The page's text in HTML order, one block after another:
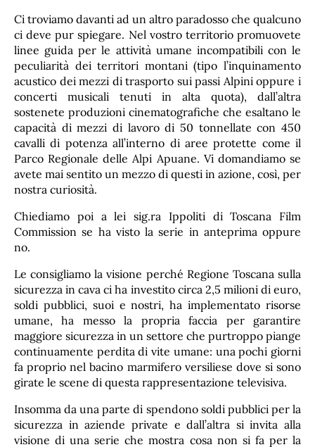
Ci troviamo davanti ad un altro paradosso che qualcuno
ci deve pur spiegare. Nel vostro territorio promuovete
linee guida per le attività umane incompatibili con le
peculiarità dei territori montani (tipo l’inquinamento
acustico dei mezzi di trasporto sui passi Alpini oppure i
concerti musicali tenuti in alta quota), dall’altra
sostenete produzioni cinematografiche che esaltano le
capacità di mezzi di lavoro di 50 tonnellate con 450
cavalli di potenza all’interno di aree protette come il
Parco Regionale delle Alpi Apuane. Vi domandiamo se
avete mai sentito un mezzo di questi in azione, così, per
nostra curiosità.
Chiediamo poi a lei sig.ra Ippoliti di Toscana Film
Commission se ha visto la serie in anteprima oppure
no.
Le consigliamo la visione perché Regione Toscana sulla
sicurezza in cava ci ha investito circa 2,5 milioni di euro,
soldi pubblici, suoi e nostri, ha implementato risorse
umane, ha messo la propria faccia per garantire
maggiore sicurezza in un settore che purtroppo piange
continuamente perdita di vite umane: una pochi giorni
fa proprio nel bacino marmifero versiliese dove si sono
girate le scene di questa rappresentazione televisiva.
Insomma da una parte di spendono soldi pubblici per la
sicurezza in aziende private e dall’altra si invita alla
visione di una serie che mostra cosa non si fa per la